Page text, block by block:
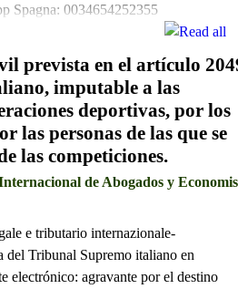
Spagna: 0034654252355
prevista en el artículo
imputable a las
deportivas, por los
las personas de las que se
las competiciones.
de Abogados y
e tributario internazionale-
del Tribunal Supremo italiano en
electrónico: agravante por el destino